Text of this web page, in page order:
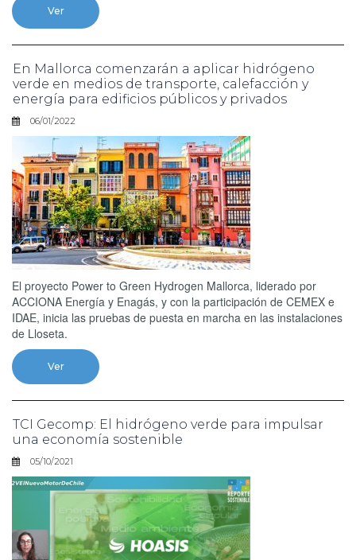
Ver
En Mallorca comenzarán a aplicar hidrógeno
verde en medios de transporte, calefacción y
energía para edificios públicos y privados
06/01/2022
El proyecto Power to Green Hydrogen Mallorca, liderado por
ACCIONA Energía y Enagás, y con la participación de CEMEX e
IDAE, inicia las pruebas de puesta en marcha en las instalaciones
de Lloseta.
Ver
TCI Gecomp: El hidrógeno verde para impulsar
una economía sostenible
05/10/2021